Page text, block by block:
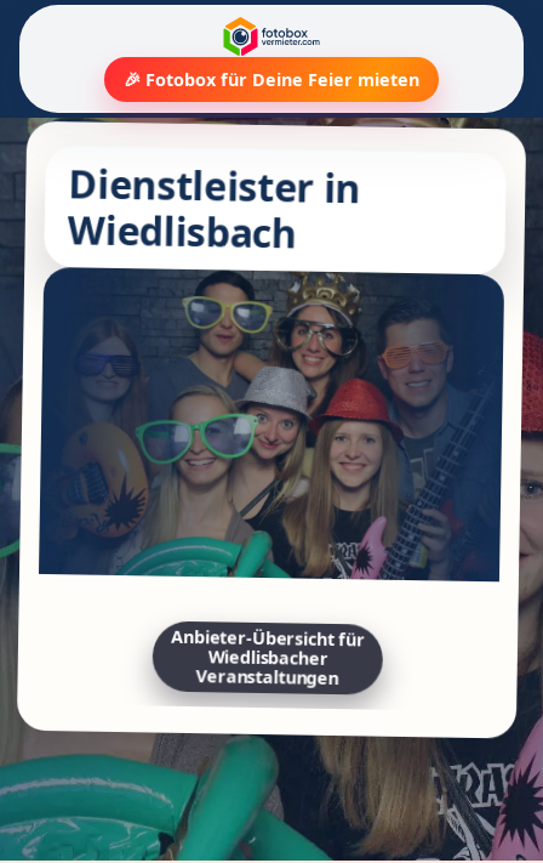
🎉 Fotobox für Deine Feier mieten
Dienstleister in
Wiedlisbach
Anbieter-Übersicht für
Wiedlisbacher
Veranstaltungen